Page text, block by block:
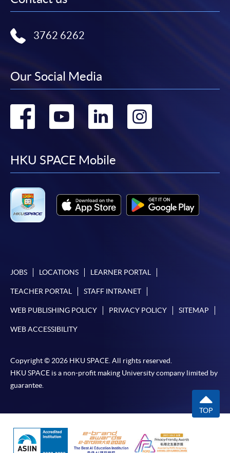
3762 6262
Our Social Media
Go
facebook
Go
youtube
Go
linkedin
Go
HKU SPACE Mobile
JOBS LOCATIONS LEARNER PORTAL
TEACHER PORTAL STAFF INTRANET
WEB PUBLISHING POLICY PRIVACY POLICY SITEMAP
WEB ACCESSIBILITY
Copyright © 2026 HKU SPACE. All rights reserved.
HKU SPACE is a non-profit making University company limited by
guarantee.
TOP